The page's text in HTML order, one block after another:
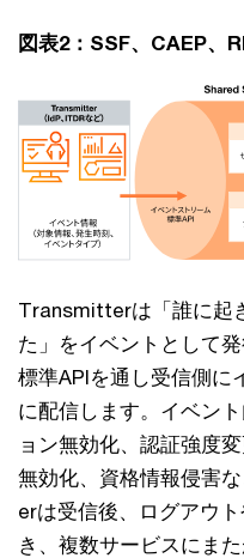
図表2：SSF、CAEP、
Transmitterは「誰に起
た」をイベントとして
標準APIを通し受信側に
に配信します。イベン
ョン無効化、認証強度
無効化、資格情報侵害
erは受信後、ログアウ
き、複数サービスにま